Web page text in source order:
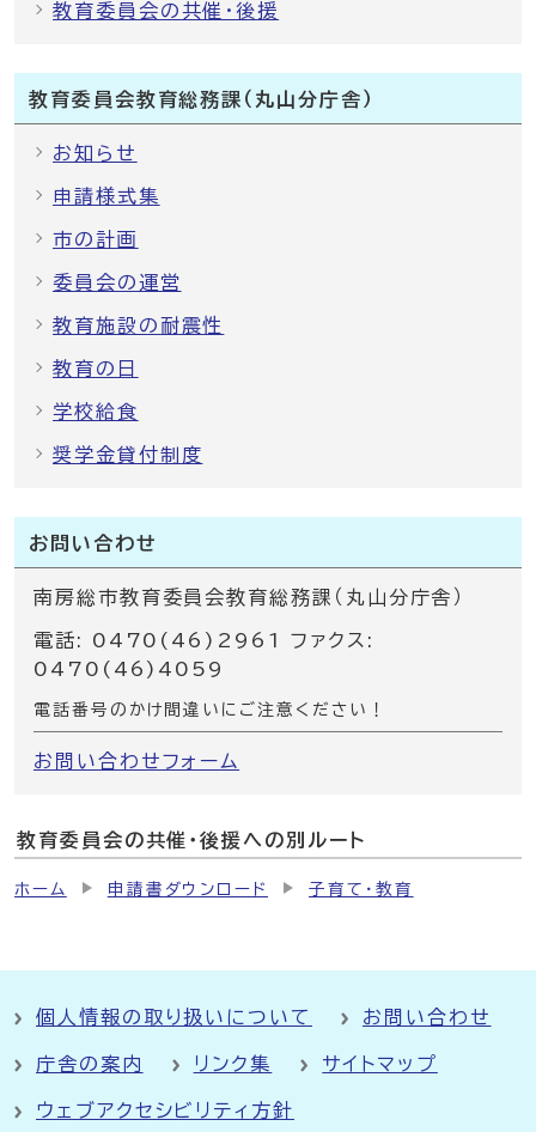
教育委員会の共催・後援
教育委員会教育総務課（丸山分庁舎）
お知らせ
申請様式集
市の計画
委員会の運営
教育施設の耐震性
教育の日
学校給食
奨学金貸付制度
お問い合わせ
南房総市教育委員会教育総務課（丸山分庁舎）
電話: 0470(46)2961 ファクス:
0470(46)4059
電話番号のかけ間違いにご注意ください！
お問い合わせフォーム
教育委員会の共催・後援への別ルート
ホーム 申請書ダウンロード 子育て・教育
個人情報の取り扱いについて お問い合わせ
庁舎の案内 リンク集 サイトマップ
ウェブアクセシビリティ方針